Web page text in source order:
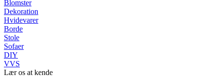
Blomster
Dekoration
Hvidevarer
Borde
Stole
Sofaer
DIY
VVS
Lær os at kende